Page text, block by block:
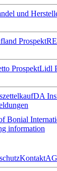
und
Prospekt
ProspektLidl
kaufDA
Bonial
information
Kontakt